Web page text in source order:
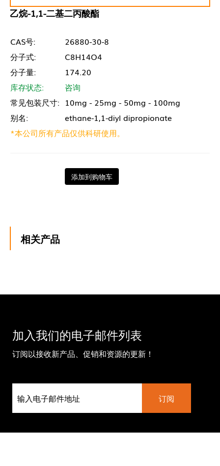
乙烷-1,1-二基二丙酸酯
CAS号:
26880-30-8
分子式:
C8H14O4
分子量:
174.20
库存状态:
咨询
常见包装尺寸: 10mg - 25mg - 50mg - 100mg
别名:
ethane-1,1-diyl dipropionate
*本公司所有产品仅供科研使用。
添加到购物车
相关产品
加入我们的电子邮件列表
订阅以接收新产品、促销和资源的更新！